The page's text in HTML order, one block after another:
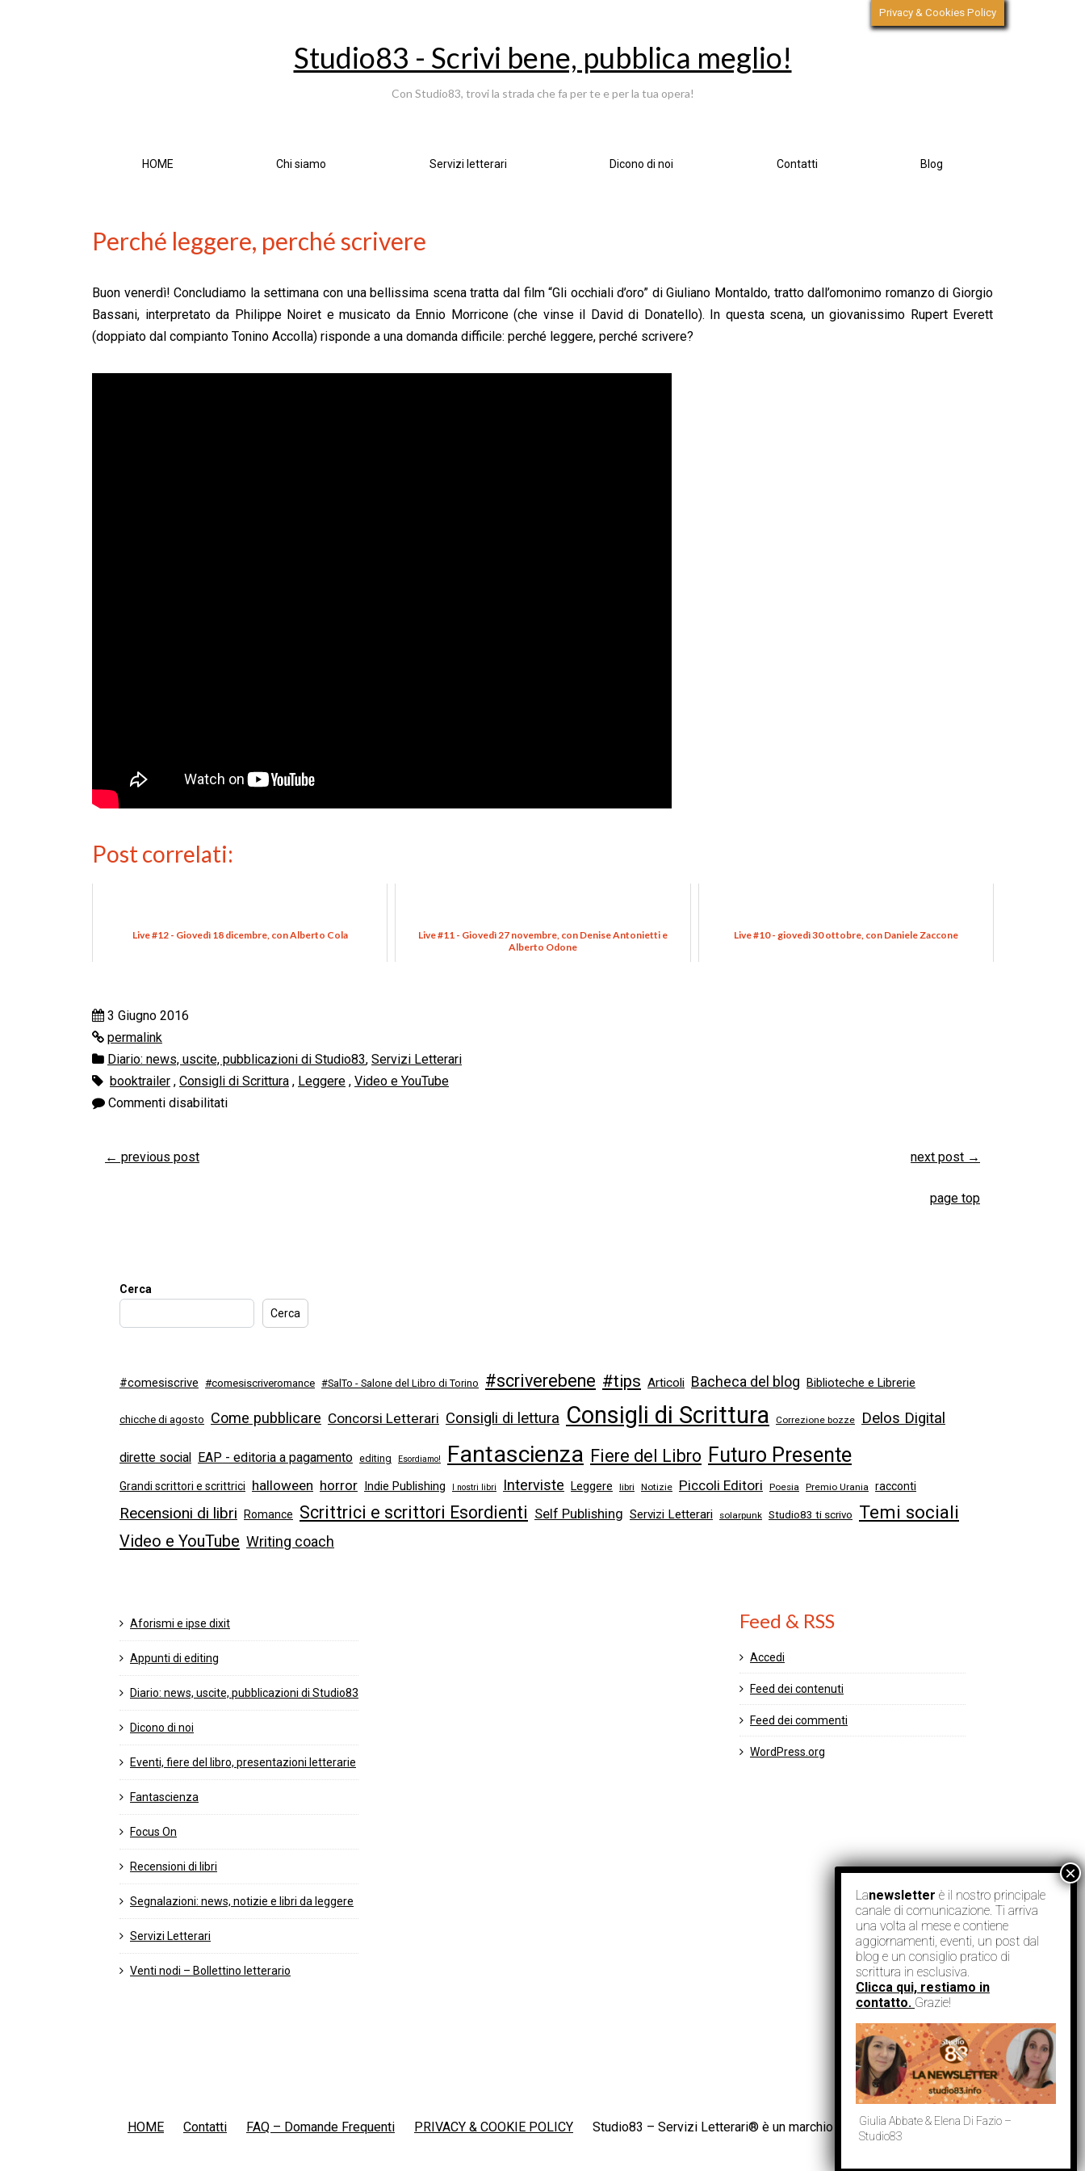
Studio83 - Scrivi bene, pubblica meglio!
Con Studio83, trovi la strada che fa per te e per la tua opera!
HOME Chi siamo Servizi letterari Dicono di noi Contatti Blog
Perché leggere, perché scrivere
Buon venerdì! Concludiamo la settimana con una bellissima scena tratta dal film “Gli occhiali d’oro” di Giuliano Montaldo, tratto dall’omonimo romanzo di Giorgio
Bassani, interpretato da Philippe Noiret e musicato da Ennio Morricone (che vinse il David di Donatello). In questa scena, un giovanissimo Rupert Everett
(doppiato dal compianto Tonino Accolla) risponde a una domanda difficile: perché leggere, perché scrivere?
Post correlati:
Live #12 - Giovedì 18 dicembre, con Alberto Cola
Live #11 - Giovedì 27 novembre, con Denise Antonietti e
Alberto Odone
Live #10 - giovedì 30 ottobre, con Daniele Zaccone
3 Giugno 2016
permalink
Diario: news, uscite, pubblicazioni di Studio83, Servizi Letterari
booktrailer , Consigli di Scrittura , Leggere , Video e YouTube
Commenti disabilitati
← previous post next post →
page top
Cerca
Cerca
#comesiscrive #comesiscriveromance #SalTo - Salone del Libro di Torino #scriverebene #tips Articoli Bacheca del blog Biblioteche e Librerie
chicche di agosto Come pubblicare Concorsi Letterari Consigli di lettura Consigli di Scrittura Correzione bozze Delos Digital
dirette social EAP - editoria a pagamento editing Esordiamo! Fantascienza Fiere del Libro Futuro Presente
Grandi scrittori e scrittrici halloween horror Indie Publishing I nostri libri Interviste Leggere libri Notizie Piccoli Editori Poesia Premio Urania racconti
Recensioni di libri Romance Scrittrici e scrittori Esordienti Self Publishing Servizi Letterari solarpunk Studio83 ti scrivo Temi sociali
Video e YouTube Writing coach
Aforismi e ipse dixit
Appunti di editing
Diario: news, uscite, pubblicazioni di Studio83
Dicono di noi
Eventi, fiere del libro, presentazioni letterarie
Fantascienza
Focus On
Recensioni di libri
Segnalazioni: news, notizie e libri da leggere
Servizi Letterari
Venti nodi – Bollettino letterario
Feed & RSS
Accedi
Feed dei contenuti
Feed dei commenti
WordPress.org
HOME Contatti FAQ – Domande Frequenti PRIVACY & COOKIE POLICY Studio83 – Servizi Letterari® è un marchio registrato.
Privacy & Cookies Policy
Lanewsletter è il nostro principale
canale di comunicazione. Ti arriva
una volta al mese e contiene
aggiornamenti, eventi, un post dal
blog e un consiglio pratico di
scrittura in esclusiva.
Clicca qui, restiamo in
contatto. Grazie!
Giulia Abbate & Elena Di Fazio –
Studio83